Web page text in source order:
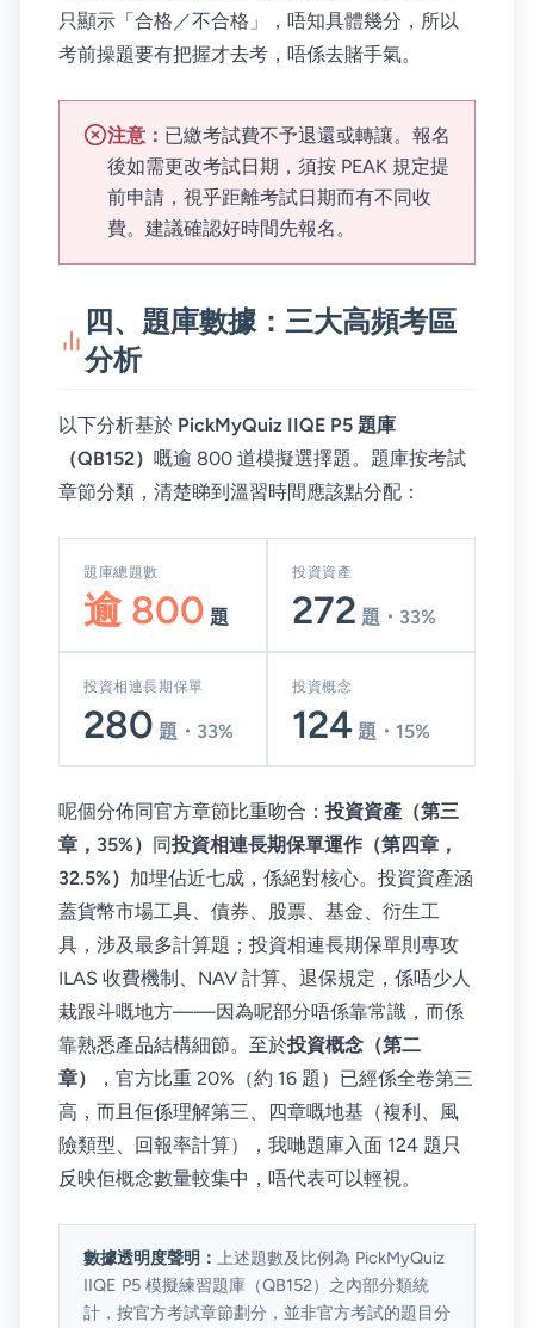
只顯示「合格／不合格」，唔知具體幾分，所以
考前操題要有把握才去考，唔係去賭手氣。
注意： 已繳考試費不予退還或轉讓。報名
後如需更改考試日期，須按 PEAK 規定提
前申請，視乎距離考試日期而有不同收
費。建議確認好時間先報名。
四、題庫數據：三大高頻考區
分析
以下分析基於 PickMyQuiz IIQE P5 題庫
（QB152） 嘅逾 800 道模擬選擇題。題庫按考試
章節分類，清楚睇到溫習時間應該點分配：
題庫總題數
逾 800 題
投資資產
272 題・33%
投資相連長期保單
280 題・33%
投資概念
124 題・15%
呢個分佈同官方章節比重吻合： 投資資產（第三
章，35%） 同投資相連長期保單運作（第四章，
32.5%） 加埋佔近七成，係絕對核心。投資資產涵
蓋貨幣市場工具、債券、股票、基金、衍生工
具，涉及最多計算題；投資相連長期保單則專攻
ILAS 收費機制、NAV 計算、退保規定，係唔少人
栽跟斗嘅地方——因為呢部分唔係靠常識，而係
靠熟悉產品結構細節。至於投資概念（第二
章）
，官方比重 20%（約 16 題）已經係全卷第三
高，而且佢係理解第三、四章嘅地基（複利、風
險類型、回報率計算），我哋題庫入面 124 題只
反映佢概念數量較集中，唔代表可以輕視。
數據透明度聲明： 上述題數及比例為 PickMyQuiz
IIQE P5 模擬練習題庫（QB152）之內部分類統
計，按官方考試章節劃分，並非官方考試的題目分